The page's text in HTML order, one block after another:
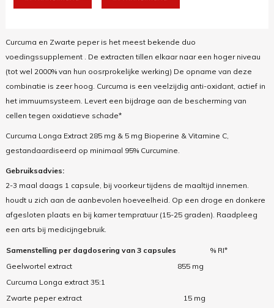
Curcuma en Zwarte peper is het meest bekende duo
voedingssupplement . De extracten tillen elkaar naar een hoger niveau
(tot wel 2000% van hun oosrprokelijke werking) De opname van deze
combinatie is zeer hoog. Curcuma is een veelzijdig anti-oxidant, actief in
het immuumsysteem. Levert een bijdrage aan de bescherming van
cellen tegen oxidatieve schade*
Curcuma Longa Extract 285 mg & 5 mg Bioperine & Vitamine C,
gestandaardiseerd op minimaal 95% Curcumine.
Gebruiksadvies:
2-3 maal daags 1 capsule, bij voorkeur tijdens de maaltijd innemen.
houdt u zich aan de aanbevolen hoeveelheid. Op een droge en donkere
afgesloten plaats en bij kamer tempratuur (15-25 graden). Raadpleeg
een arts bij medicijngebruik.
Samenstelling per dagdosering van 3 capsules
% RI*
Geelwortel extract
855 mg
Curcuma Longa extract 35:1
Zwarte peper extract
15 mg